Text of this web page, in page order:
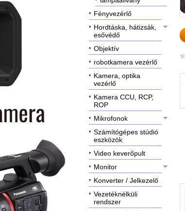
Fényvezérlő
Hordtáska, hátizsák,
esővédő
Objektív
robotkamera vezérlő
Kamera, optika
vezérlő
Kamera CCU, RCP,
ROP
Mikrofonok
Számítógépes stúdió
eszközök
Video keverőpult
Monitor
Konverter / Jelkezelő
Vezetéknélküli
rendszer